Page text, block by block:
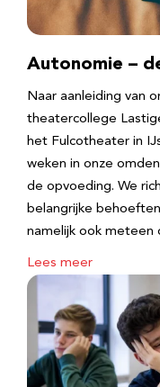
Autonomie –
Naar aanleiding van
theatercollege
het Fulcotheater in
weken in onze
de opvoeding. We
belangrijke
namelijk ook meteen
Lees meer